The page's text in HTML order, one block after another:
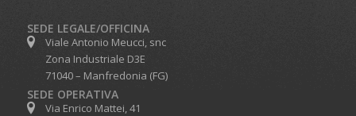
SEDE LEGALE/OFFICINA
Viale Antonio Meucci, snc
Zona Industriale D3E
71040 – Manfredonia (FG)
SEDE OPERATIVA
Via Enrico Mattei, 41